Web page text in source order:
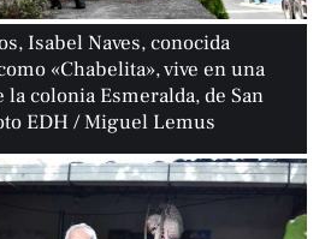
Isabel Naves, conocida
«Chabelita», vive en una
la colonia Esmeralda, de San
EDH / Miguel Lemus